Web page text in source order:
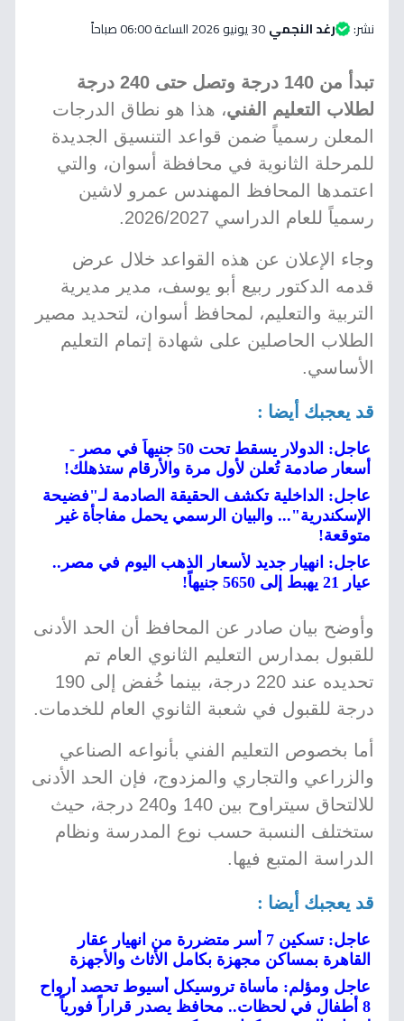
نشر: رغد النجمي30 يونيو 2026 الساعة 06:00 صباحاً
تبدأ من 140 درجة وتصل حتى 240 درجة
لطلاب التعليم الفني، هذا هو نطاق الدرجات
المعلن رسمياً ضمن قواعد التنسيق الجديدة
للمرحلة الثانوية في محافظة أسوان، والتي
اعتمدها المحافظ المهندس عمرو لاشين
رسمياً للعام الدراسي 2026/2027.
وجاء الإعلان عن هذه القواعد خلال عرض
قدمه الدكتور ربيع أبو يوسف، مدير مديرية
التربية والتعليم، لمحافظ أسوان، لتحديد مصير
الطلاب الحاصلين على شهادة إتمام التعليم
الأساسي.
قد يعجبك أيضا :
عاجل: الدولار يسقط تحت 50 جنيهاً في مصر -
أسعار صادمة تُعلن لأول مرة والأرقام ستذهلك!
عاجل: الداخلية تكشف الحقيقة الصادمة لـ"فضيحة
الإسكندرية"... والبيان الرسمي يحمل مفاجأة غير
متوقعة!
عاجل: انهيار جديد لأسعار الذهب اليوم في مصر..
عيار 21 يهبط إلى 5650 جنيهاً!
وأوضح بيان صادر عن المحافظ أن الحد الأدنى
للقبول بمدارس التعليم الثانوي العام تم
تحديده عند 220 درجة، بينما خُفض إلى 190
درجة للقبول في شعبة الثانوي العام للخدمات.
أما بخصوص التعليم الفني بأنواعه الصناعي
والزراعي والتجاري والمزدوج، فإن الحد الأدنى
للالتحاق سيتراوح بين 140 و240 درجة، حيث
ستختلف النسبة حسب نوع المدرسة ونظام
الدراسة المتبع فيها.
قد يعجبك أيضا :
عاجل: تسكين 7 أسر متضررة من انهيار عقار
القاهرة بمساكن مجهزة بكامل الأثاث والأجهزة
عاجل ومؤلم: مأساة تروسيكل أسيوط تحصد أرواح
8 أطفال في لحظات.. محافظ يصدر قراراً فورياً